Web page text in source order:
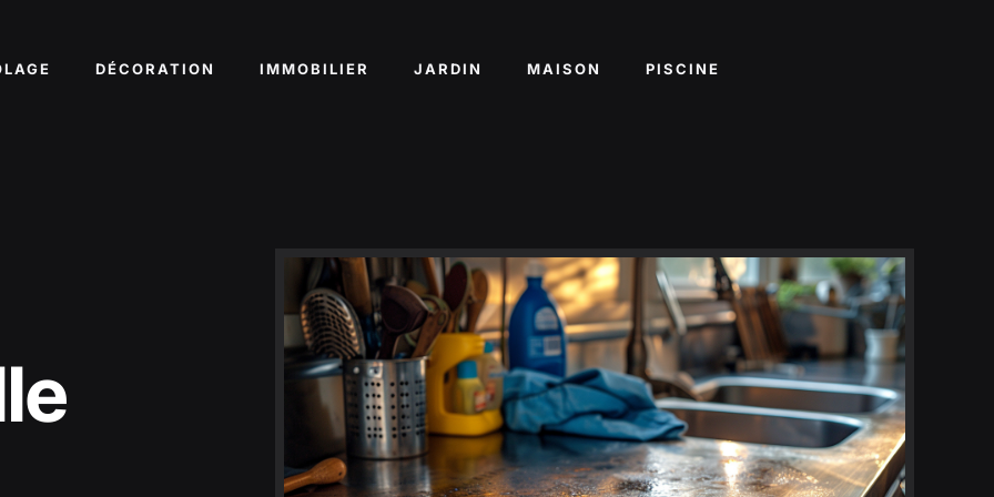
DÉCORATION IMMOBILIER JARDIN MAISON PISCINE